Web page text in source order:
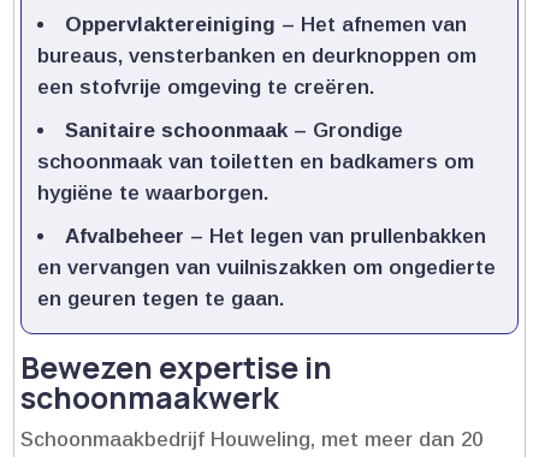
Oppervlaktereiniging – Het afnemen van
bureaus, vensterbanken en deurknoppen om
een stofvrije omgeving te creëren.​
Sanitaire schoonmaak– Grondige
schoonmaak van toiletten en badkamers om
hygiëne te waarborgen.​
Afvalbeheer – Het legen van prullenbakken
en vervangen van vuilniszakken om ongedierte
en geuren tegen te gaan.​
Bewezen expertise in
schoonmaakwerk
Schoonmaakbedrijf Houweling, met meer dan 20